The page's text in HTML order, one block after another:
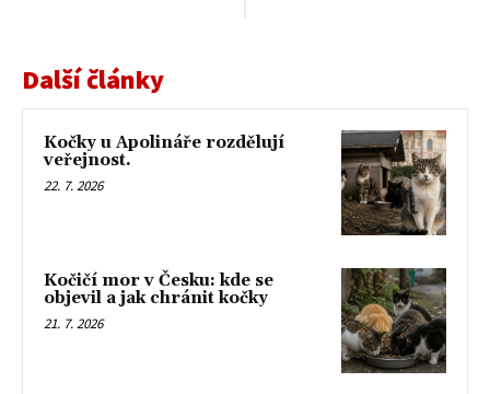
Další články
Kočky u Apolináře rozdělují
veřejnost.
22. 7. 2026
Kočičí mor v Česku: kde se
objevil a jak chránit kočky
21. 7. 2026